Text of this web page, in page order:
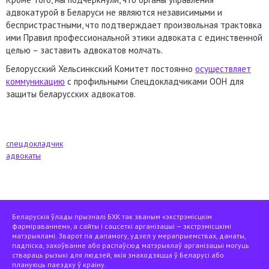
адвокатурой в Беларуси не являются независимыми и
беспристрастными, что подтверждает произвольная трактовка
ими Правил профессиональной этики адвоката с единственной
целью – заставить адвокатов молчать.
Белорусский Хельсинкский Комитет постоянно осуществляет
коммуникацию с профильными Спецдокладчиками ООН для
защиты беларусских адвокатов.
спецдокладчик
адвокаты
Беларускія ўлады прызналі БХК так званым «экстрэмісцкім
фарміраваннем», а сайты і сацсеткі арганізацыі — экстрэмісцкімі
матэрыяламі. Зварот па дапамогу, удзел у мерапрыемствах, данаты,
падпіска, захоўванне або распаўсюд матэрыялаў арганізацыі могуць
ствараць рызыкі для людзей, якія знаходзяцца ў Беларусі або
плануюць паездку ў краіну.